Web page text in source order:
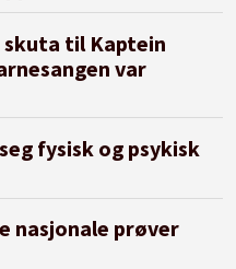
skuta til Kaptein
var
fysisk og psykisk
nasjonale prøver